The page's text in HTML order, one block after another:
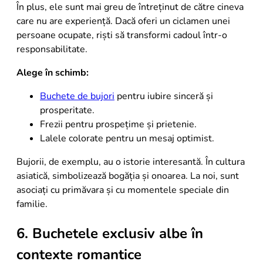
În plus, ele sunt mai greu de întreținut de către cineva
care nu are experiență. Dacă oferi un ciclamen unei
persoane ocupate, riști să transformi cadoul într-o
responsabilitate.
Alege în schimb:
Buchete de bujori pentru iubire sinceră și
prosperitate.
Frezii pentru prospețime și prietenie.
Lalele colorate pentru un mesaj optimist.
Bujorii, de exemplu, au o istorie interesantă. În cultura
asiatică, simbolizează bogăția și onoarea. La noi, sunt
asociați cu primăvara și cu momentele speciale din
familie.
6. Buchetele exclusiv albe în
contexte romantice